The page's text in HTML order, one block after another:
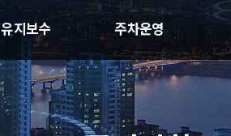
유지보수 주차운영